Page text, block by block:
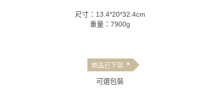
尺寸：13.4*20*32.4cm
重量：7900g
商品已下架 *
可選包裝